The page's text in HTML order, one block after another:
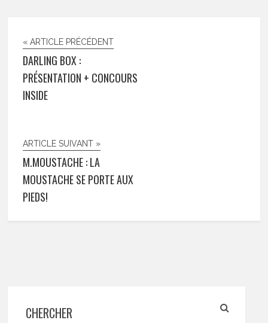
« ARTICLE PRÉCÉDENT
DARLING BOX :
PRÉSENTATION + CONCOURS
INSIDE
ARTICLE SUIVANT »
M.MOUSTACHE : LA
MOUSTACHE SE PORTE AUX
PIEDS!
CHERCHER